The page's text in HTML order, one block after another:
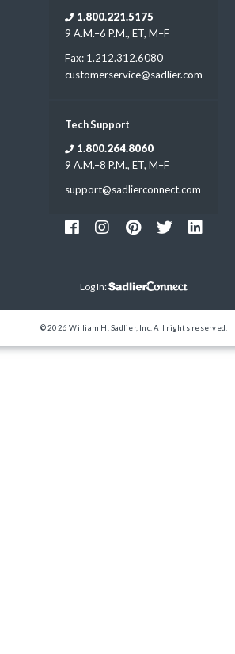
1.800.221.5175
9 A.M.–6 P.M., ET, M–F
Fax: 1.212.312.6080
customerservice@sadlier.com
Tech Support
1.800.264.8060
9 A.M.–8 P.M., ET, M–F
support@sadlierconnect.com
Log In:
© 2026 William H. Sadlier, Inc. All rights reserved.